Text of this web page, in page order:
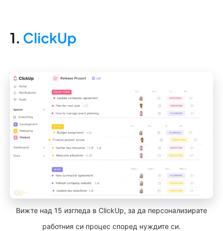
1. ClickUp
Вижте над 15 изгледа в ClickUp, за да персонализирате
работния си процес според нуждите си.